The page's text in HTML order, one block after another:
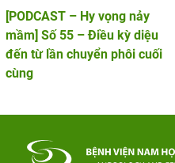
[PODCAST – Hy vọng nảy
mầm] Số 55 – Điều kỳ diệu
đến từ lần chuyển phôi cuối
cùng